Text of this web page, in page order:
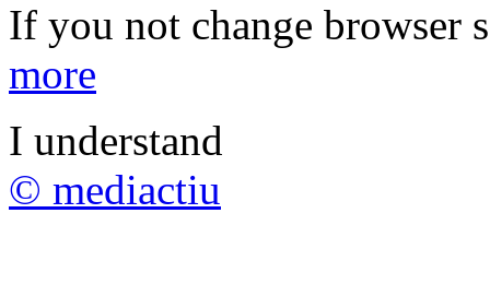
If you not change browser
more
I understand
© mediactiu